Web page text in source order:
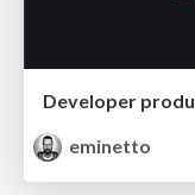
eminetto